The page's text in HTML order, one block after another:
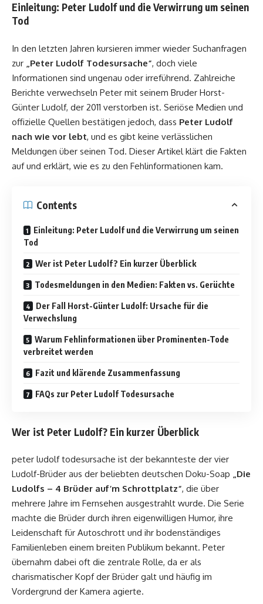
Einleitung: Peter Ludolf und die Verwirrung um seinen
Tod
In den letzten Jahren kursieren immer wieder Suchanfragen
zur
„Peter Ludolf Todesursache“, doch viele
Informationen sind ungenau oder irreführend. Zahlreiche
Berichte verwechseln Peter mit seinem Bruder Horst-
Günter Ludolf, der 2011 verstorben ist. Seriöse Medien und
offizielle Quellen bestätigen jedoch, dass Peter Ludolf
nach wie vor lebt, und es gibt keine verlässlichen
Meldungen über seinen Tod. Dieser Artikel klärt die Fakten
auf und erklärt, wie es zu den Fehlinformationen kam.
Contents
Einleitung: Peter Ludolf und die Verwirrung um seinen
Tod
Wer ist Peter Ludolf? Ein kurzer Überblick
Todesmeldungen in den Medien: Fakten vs. Gerüchte
Der Fall Horst-Günter Ludolf: Ursache für die
Verwechslung
Warum Fehlinformationen über Prominenten-Tode
verbreitet werden
Fazit und klärende Zusammenfassung
FAQs zur Peter Ludolf Todesursache
Wer ist Peter Ludolf? Ein kurzer Überblick
peter ludolf todesursache ist der bekannteste der vier
Ludolf-Brüder aus der beliebten deutschen Doku-Soap „Die
Ludolfs – 4 Brüder auf’m Schrottplatz“, die über
mehrere Jahre im Fernsehen ausgestrahlt wurde. Die Serie
machte die Brüder durch ihren eigenwilligen Humor, ihre
Leidenschaft für Autoschrott und ihr bodenständiges
Familienleben einem breiten Publikum bekannt. Peter
übernahm dabei oft die zentrale Rolle, da er als
charismatischer Kopf der Brüder galt und häufig im
Vordergrund der Kamera agierte.